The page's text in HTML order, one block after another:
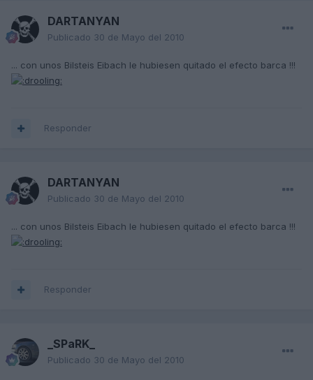
DARTANYAN
Publicado 30 de Mayo del 2010
... con unos Bilsteis Eibach le hubiesen quitado el efecto barca !!!
Responder
DARTANYAN
Publicado 30 de Mayo del 2010
... con unos Bilsteis Eibach le hubiesen quitado el efecto barca !!!
Responder
_SPaRK_
Publicado 30 de Mayo del 2010